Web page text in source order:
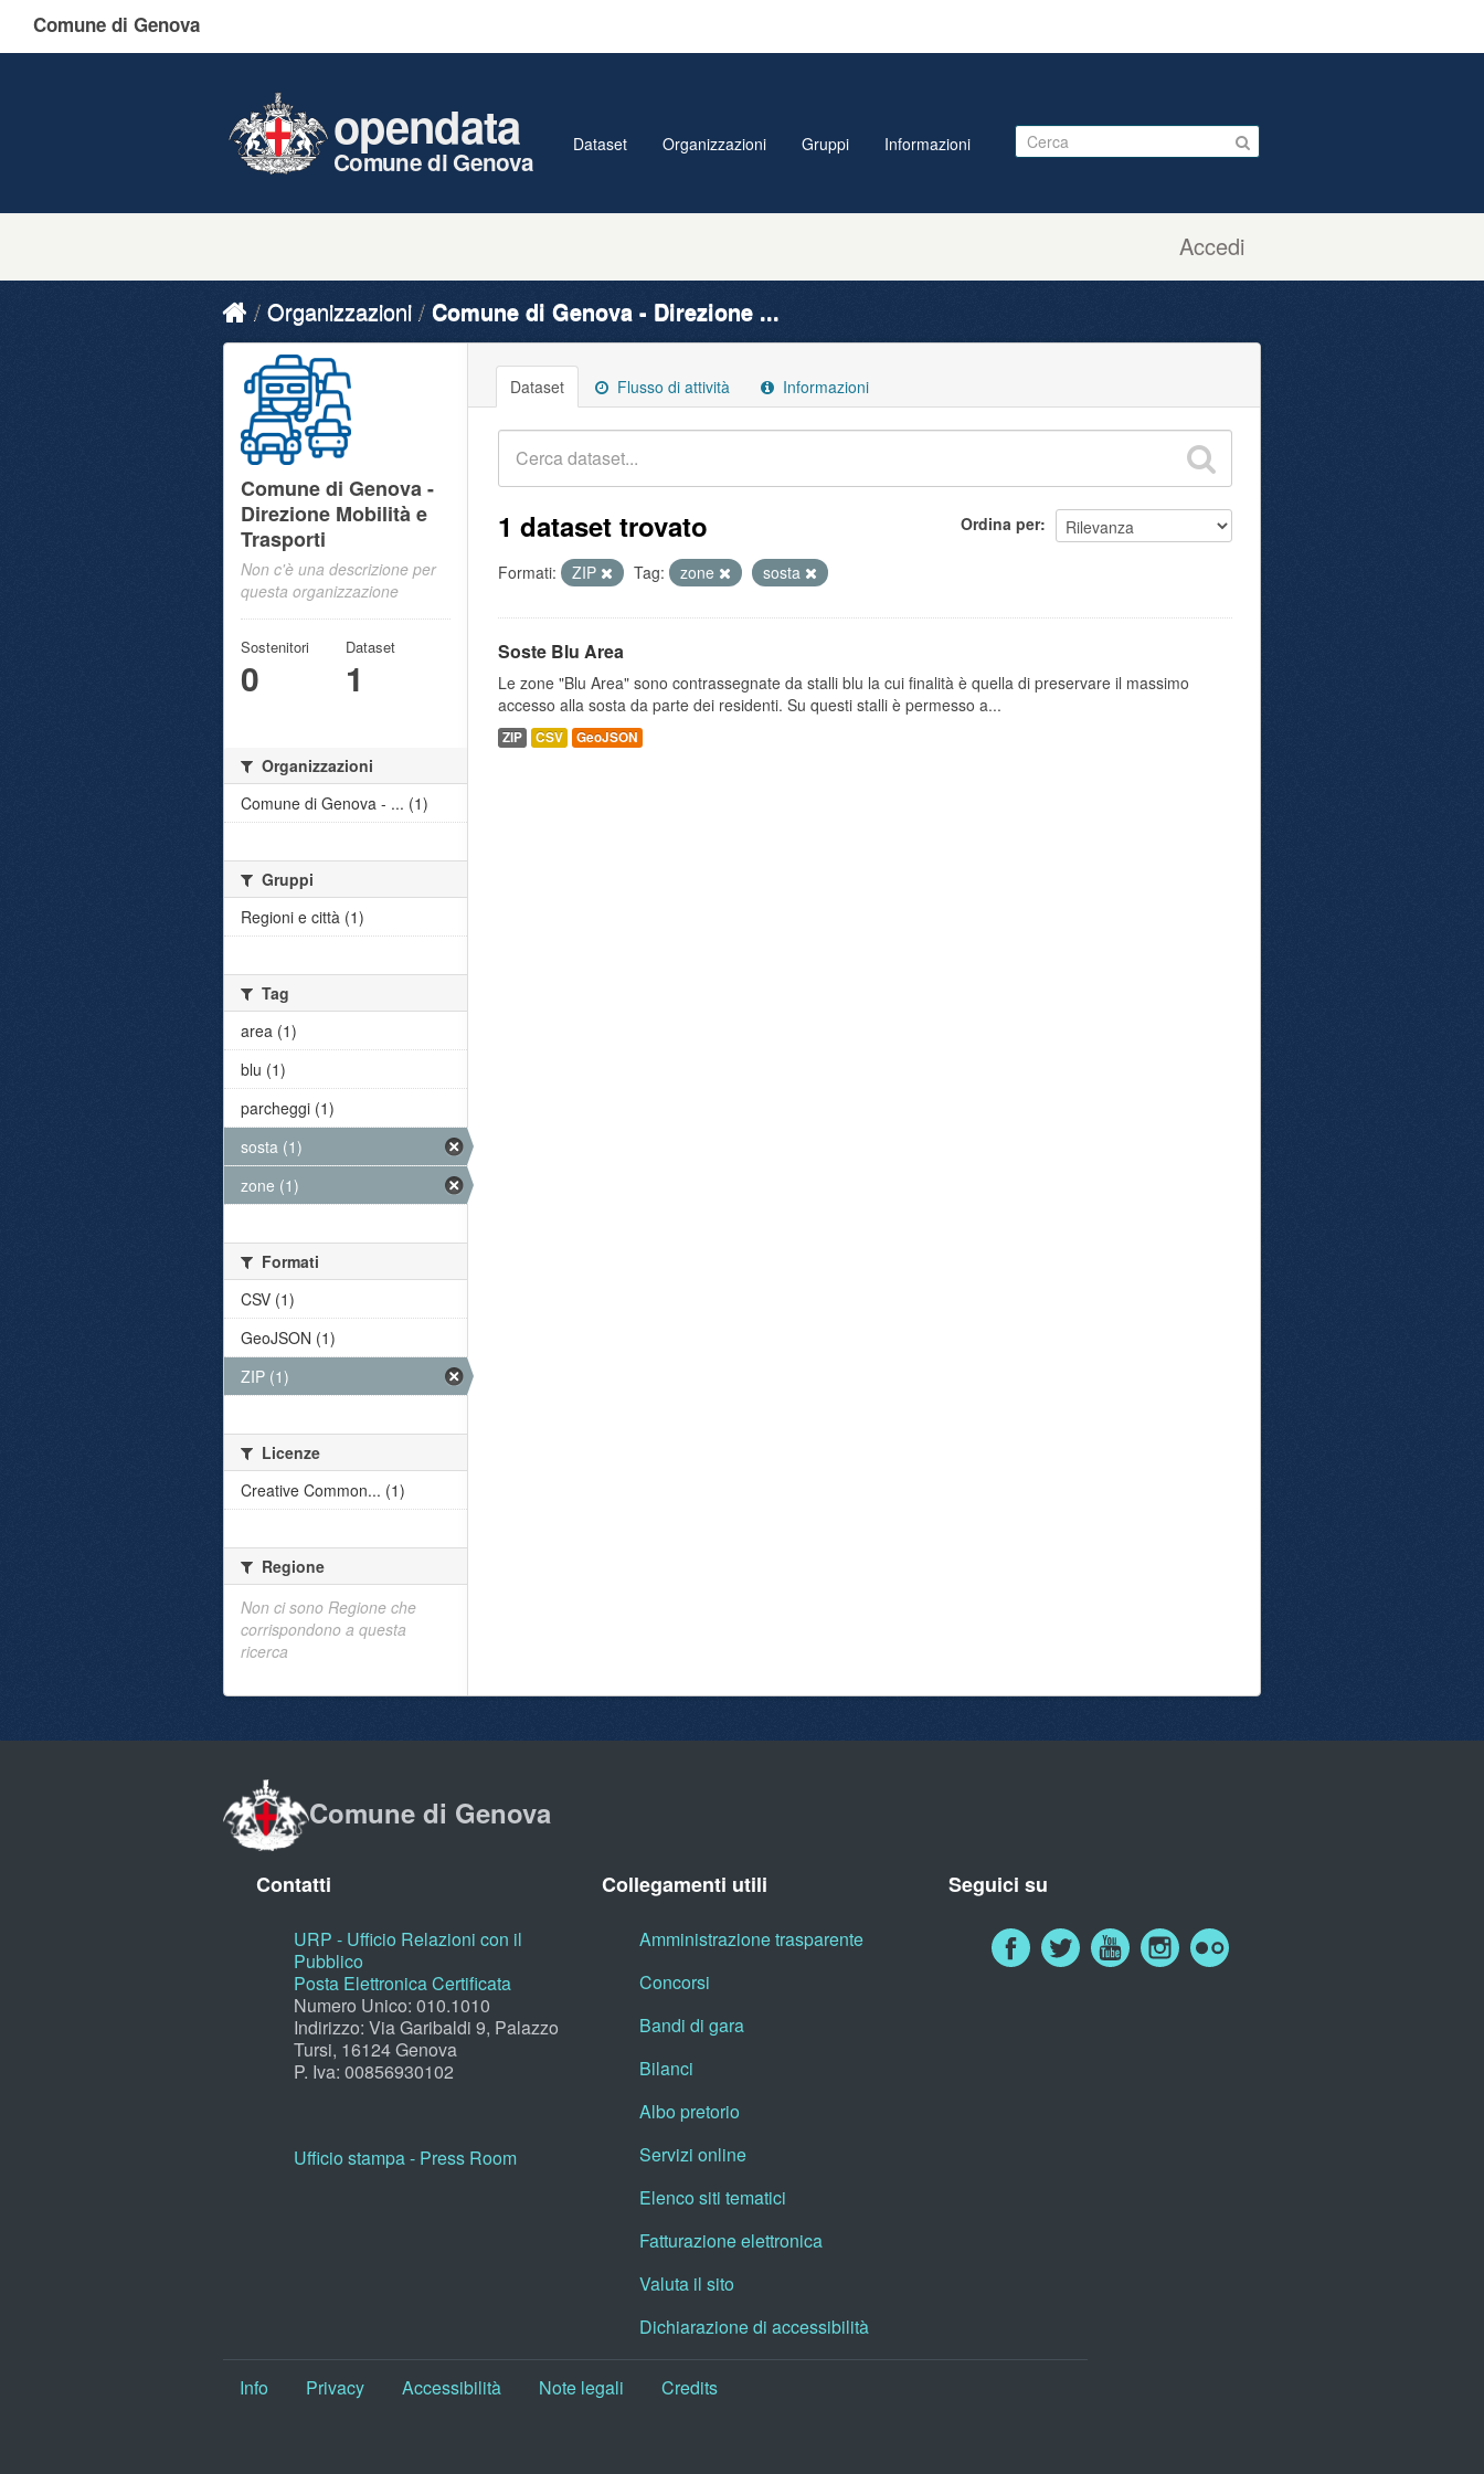
Comune di Genova
Accedi
opendata
Comune di Genova
Dataset Organizzazioni Gruppi Informazioni
Organizzazioni Comune di Genova - Direzione ...
Dataset Flusso di attività Informazioni
Ordina per
1 dataset trovato
Formati: ZIP Tag: zone sosta
Soste Blu Area
Le zone "Blu Area" sono contrassegnate da stalli blu la cui finalità è quella di preservare il massimo
accesso alla sosta da parte dei residenti. Su questi stalli è permesso a...
ZIP CSV GeoJSON
Comune di Genova -
Direzione Mobilità e
Trasporti
Non c'è una descrizione per
questa organizzazione
Sostenitori
0
Dataset
1
Organizzazioni
Comune di Genova - ... (1)
Gruppi
Regioni e città (1)
Tag
area (1)
blu (1)
parcheggi (1)
sosta (1)
zone (1)
Formati
CSV (1)
GeoJSON (1)
ZIP (1)
Licenze
Creative Common... (1)
Regione
Non ci sono Regione che
corrispondono a questa
ricerca
Comune di Genova
Contatti
URP - Ufficio Relazioni con il
Pubblico
Posta Elettronica Certificata
Numero Unico: 010.1010
Indirizzo: Via Garibaldi 9, Palazzo
Tursi, 16124 Genova
P. Iva: 00856930102
Ufficio stampa - Press Room
Collegamenti utili
Amministrazione trasparente
Concorsi
Bandi di gara
Bilanci
Albo pretorio
Servizi online
Elenco siti tematici
Fatturazione elettronica
Valuta il sito
Dichiarazione di accessibilità
Seguici su
Info Privacy Accessibilità Note legali Credits